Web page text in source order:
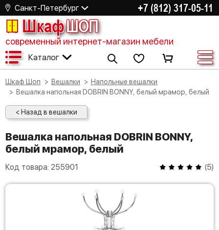
Санкт-Петербург +7 (812) 317-05-11
ШкафШОП
современный интернет-магазин мебели
Каталог
Шкаф Шоп Вешалки
Напольные вешалки
Вешалка напольная DOBRIN BONNY, белый мрамор, белый
< Назад в вешалки
Вешалка напольная DOBRIN BONNY,
белый мрамор, белый
Код товара: 255901 (5)